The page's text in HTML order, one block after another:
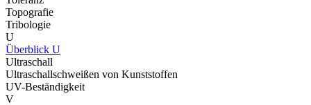
Topografie
Tribologie
U
Überblick U
Ultraschall
Ultraschallschweißen von Kunststoffen
UV-Beständigkeit
V